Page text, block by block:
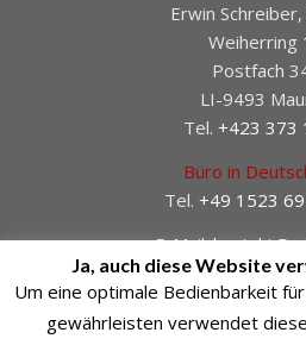
Erwin Schreiber,
Weiherring
Postfach
LI-9493
Tel. +423 373
Büro in
Tel.+49 1523
E-Mail:
Ja, auch diese Website
Um eine optimale Bedienbarkeit
gewährleisten verwendet